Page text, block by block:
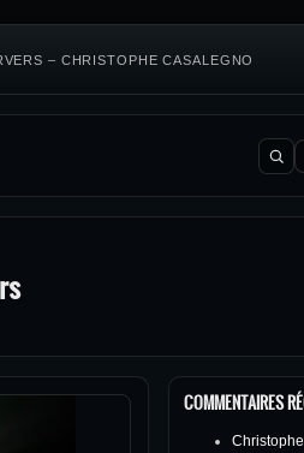
– CHRISTOPHE CASALEGNO
COMMENTAIRES